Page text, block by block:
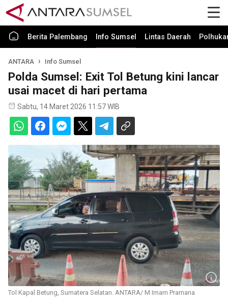
Berita Palembang Info Sumsel Lintas Daerah
ANTARA Info Sumsel
Polda Sumsel: Exit Tol Betung kini lancar
usai macet di hari pertama
Sabtu, 14 Maret 2026 11:57 WIB
Tol Kapal Betung, Sumatera Selatan. ANTARA/ M Imam Pramana